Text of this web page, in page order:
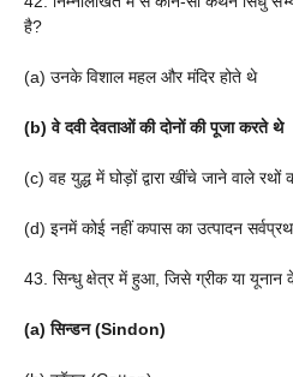
है?
(a) उनके विशाल महल और मंदिर होते थे
(b) वे दवी देवताओं की दोनों की पूजा करते थे
(c) वह युद्ध में घोड़ों द्वारा खींचे जाने वाले
(d) इनमें कोई नहीं कपास का उत्पादन
43. सिन्धु क्षेत्र में हुआ, जिसे ग्रीक या यूनान
(a) सिन्डन (Sindon)